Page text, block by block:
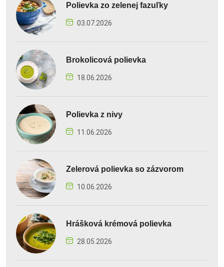
Polievka zo zelenej fazuľky
03.07.2026
Brokolicová polievka
18.06.2026
Polievka z nivy
11.06.2026
Zelerová polievka so zázvorom
10.06.2026
Hrášková krémová polievka
28.05.2026